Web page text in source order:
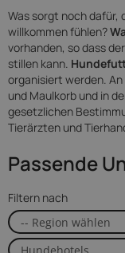
Was sorgt noch dafür,
willkommen fühlen?
vorhanden, so dass
stillen kann.
organisiert werden.
und Maulkorb und in
gesetzlichen
Tierärzten und
Passende
Filtern nach